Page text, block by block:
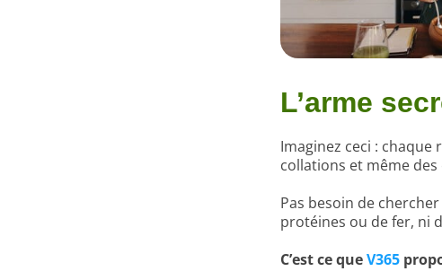
L’arme
Imaginez ceci :
collations et même
Pas besoin de
protéines ou de fer, ni
C’est ce queV365